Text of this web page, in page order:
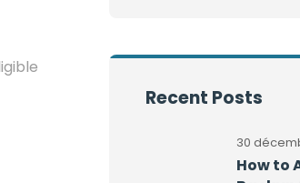
Recent Posts
30
How to